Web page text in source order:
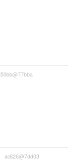
ac826@7dd03